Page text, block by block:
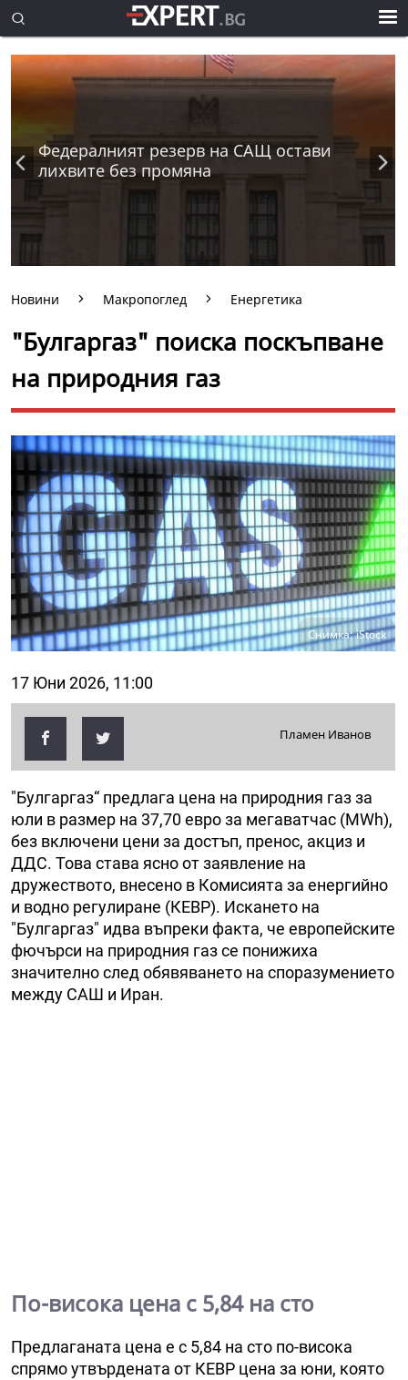
Федералният резерв на САЩ остави
лихвите без промяна
Новини Макропоглед Енергетика
"Булгаргаз" поиска поскъпване
на природния газ
Снимка: iStock
17 Юни 2026, 11:00
Пламен Иванов
"Булгаргаз“ предлага цена на природния газ за
юли в размер на 37,70 евро за мегаватчас (MWh),
без включени цени за достъп, пренос, акциз и
ДДС. Това става ясно от заявление на
дружеството, внесено в Комисията за енергийно
и водно регулиране (КЕВР). Искането на
"Булгаргаз" идва въпреки факта, че европейските
фючърси на природния газ се понижиха
значително след обявяването на споразумението
между САШ и Иран.
По-висока цена с 5,84 на сто
Предлаганата цена е с 5,84 на сто по-висока
спрямо утвърдената от КЕВР цена за юни, която